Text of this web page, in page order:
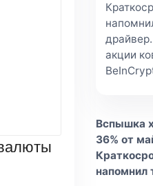
акции
Вспышка
36% от
напомнил